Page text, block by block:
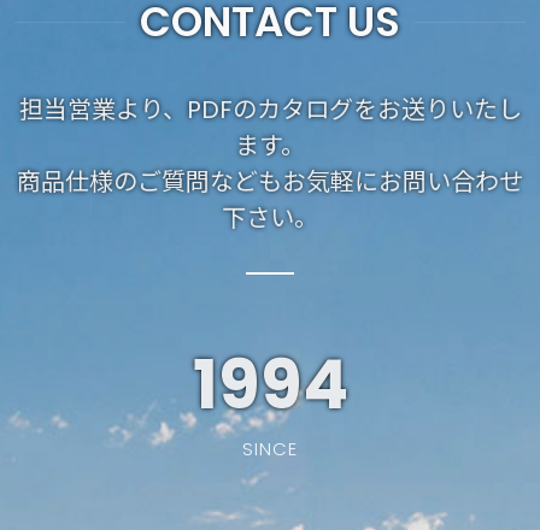
CONTACT US
担当営業より、PDFのカタログをお送りいたし
ます。
商品仕様のご質問などもお気軽にお問い合わせ
下さい。
1994
SINCE